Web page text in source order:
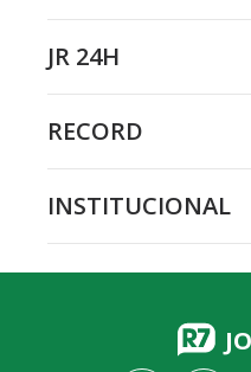
JR 24H
RECORD
INSTITUCIONAL